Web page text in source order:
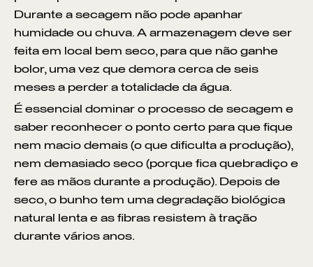
Durante a secagem não pode apanhar
humidade ou chuva. A armazenagem deve ser
feita em local bem seco, para que não ganhe
bolor, uma vez que demora cerca de seis
meses a perder a totalidade da água.
É essencial dominar o processo de secagem e
saber reconhecer o ponto certo para que fique
nem macio demais (o que dificulta a produção),
nem demasiado seco (porque fica quebradiço e
fere as mãos durante a produção). Depois de
seco, o bunho tem uma degradação biológica
natural lenta e as fibras resistem à tração
durante vários anos.